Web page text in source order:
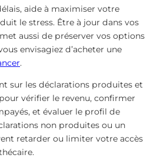
aide à maximiser votre
le stress. Être à jour dans vos
aussi de préserver vos options
envisagiez d’acheter une
.
sur les déclarations produites et
vérifier le revenu, confirmer
et évaluer le profil de
non produites ou un
retarder ou limiter votre accès